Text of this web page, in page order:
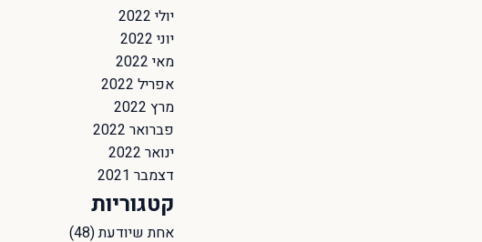
יולי 2022
יוני 2022
מאי 2022
אפריל 2022
מרץ 2022
פברואר 2022
ינואר 2022
דצמבר 2021
קטגוריות
אחת שיודעת(48)